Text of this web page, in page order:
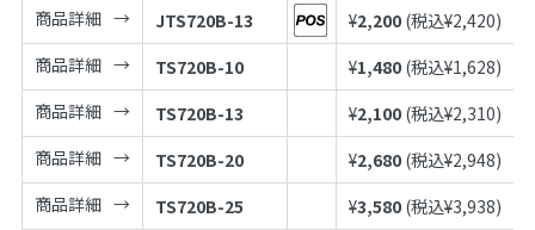
商品詳細
JTS720B-13 ¥2,200 (税込¥2,420)
商品詳細
TS720B-10 ¥1,480 (税込¥1,628)
商品詳細
TS720B-13 ¥2,100 (税込¥2,310)
商品詳細
TS720B-20 ¥2,680 (税込¥2,948)
商品詳細
TS720B-25 ¥3,580 (税込¥3,938)